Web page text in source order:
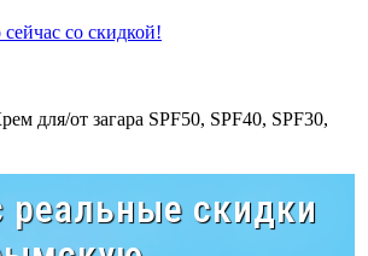
со скидкой!
реальные скидки